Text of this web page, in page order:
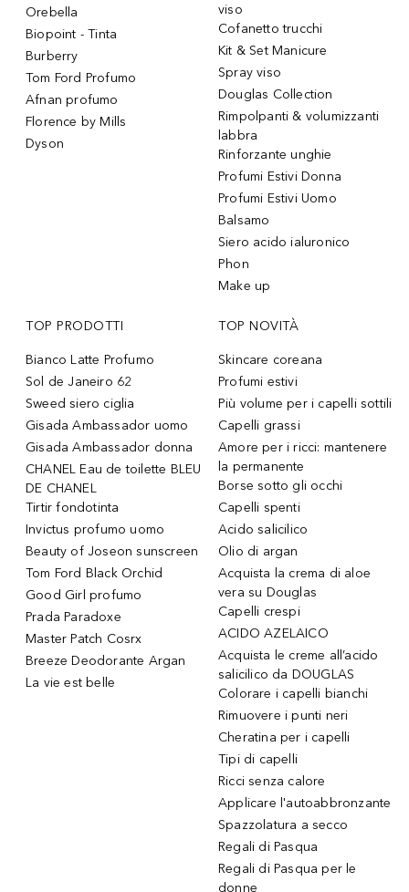
Orebella
Biopoint - Tinta
Burberry
Tom Ford Profumo
Afnan profumo
Florence by Mills
Dyson
viso
Cofanetto trucchi
Kit & Set Manicure
Spray viso
Douglas Collection
Rimpolpanti & volumizzanti
labbra
Rinforzante unghie
Profumi Estivi Donna
Profumi Estivi Uomo
Balsamo
Siero acido ialuronico
Phon
Make up
TOP PRODOTTI
Bianco Latte Profumo
Sol de Janeiro 62
Sweed siero ciglia
Gisada Ambassador uomo
Gisada Ambassador donna
CHANEL Eau de toilette BLEU
DE CHANEL
Tirtir fondotinta
Invictus profumo uomo
Beauty of Joseon sunscreen
Tom Ford Black Orchid
Good Girl profumo
Prada Paradoxe
Master Patch Cosrx
Breeze Deodorante Argan
La vie est belle
TOP NOVITÀ
Skincare coreana
Profumi estivi
Più volume per i capelli sottili
Capelli grassi
Amore per i ricci: mantenere
la permanente
Borse sotto gli occhi
Capelli spenti
Acido salicilico
Olio di argan
Acquista la crema di aloe
vera su Douglas
Capelli crespi
ACIDO AZELAICO
Acquista le creme all’acido
salicilico da DOUGLAS
Colorare i capelli bianchi
Rimuovere i punti neri
Cheratina per i capelli
Tipi di capelli
Ricci senza calore
Applicare l'autoabbronzante
Spazzolatura a secco
Regali di Pasqua
Regali di Pasqua per le
donne